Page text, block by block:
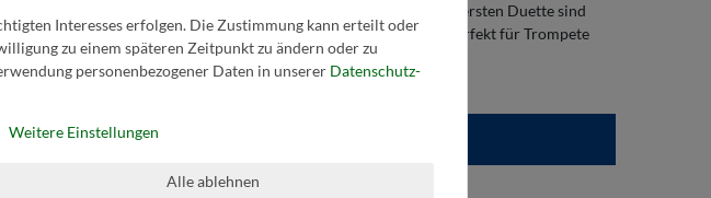
für zu zweit von Joe Pinkl bereichern jeden Unterricht. Die ersten Duette sind
Stile kennengelernt und neue Techniken erarbeitet. Perfekt für Trompete
Interesses erfolgen. Die Zustimmung kann erteilt oder
zu einem späteren Zeitpunkt zu ändern oder zu
personenbezogener Daten in unserer Daten­schutz­
Weitere Einstellungen
Alle ablehnen